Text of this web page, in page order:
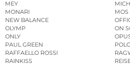
MEY
MONARI
MOS
NEW BALANCE
OLYMP
ON
ONLY
PAUL GREEN
RAFFAELLO ROSSI
RAINKISS